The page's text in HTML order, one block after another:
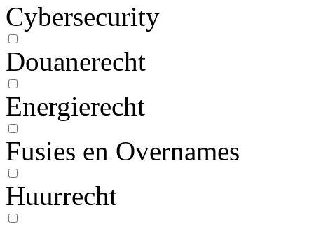
Cybersecurity
Douanerecht
Energierecht
Fusies en Overnames
Huurrecht